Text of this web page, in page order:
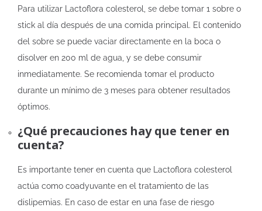
Para utilizar Lactoflora colesterol, se debe tomar 1 sobre o
stick al día después de una comida principal. El contenido
del sobre se puede vaciar directamente en la boca o
disolver en 200 ml de agua, y se debe consumir
inmediatamente. Se recomienda tomar el producto
durante un mínimo de 3 meses para obtener resultados
óptimos.
¿Qué precauciones hay que tener en
cuenta?
Es importante tener en cuenta que Lactoflora colesterol
actúa como coadyuvante en el tratamiento de las
dislipemias. En caso de estar en una fase de riesgo